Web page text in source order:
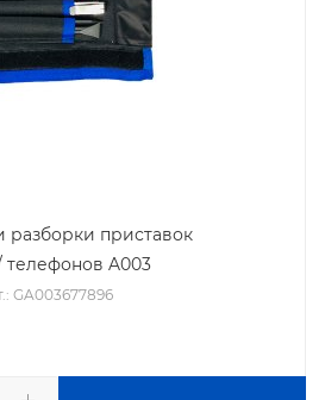
разборки приставок
телефонов A003
GA003677896